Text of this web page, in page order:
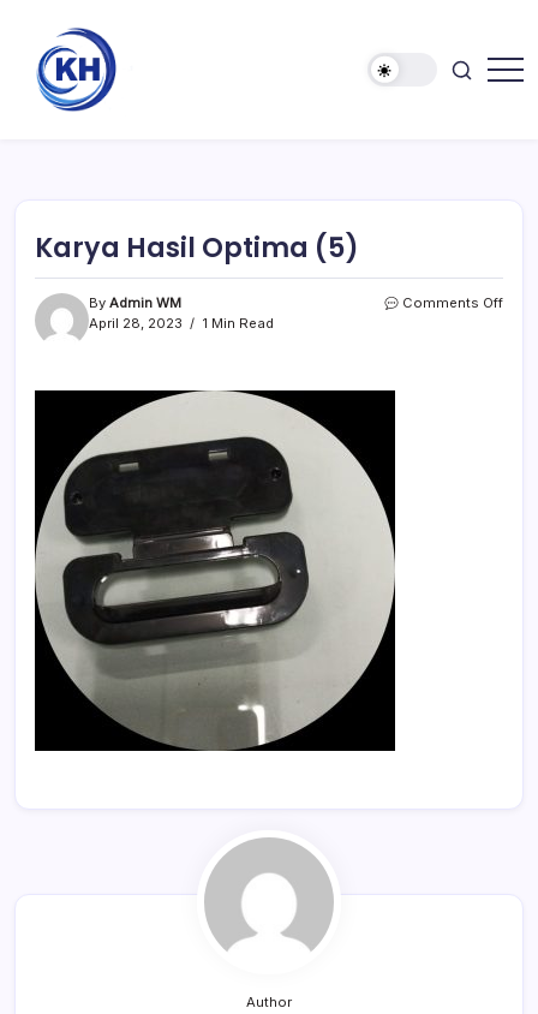
Karya Hasil Optima (5)
By Admin WM
April 28, 2023
1 Min Read
Comments Off
Author